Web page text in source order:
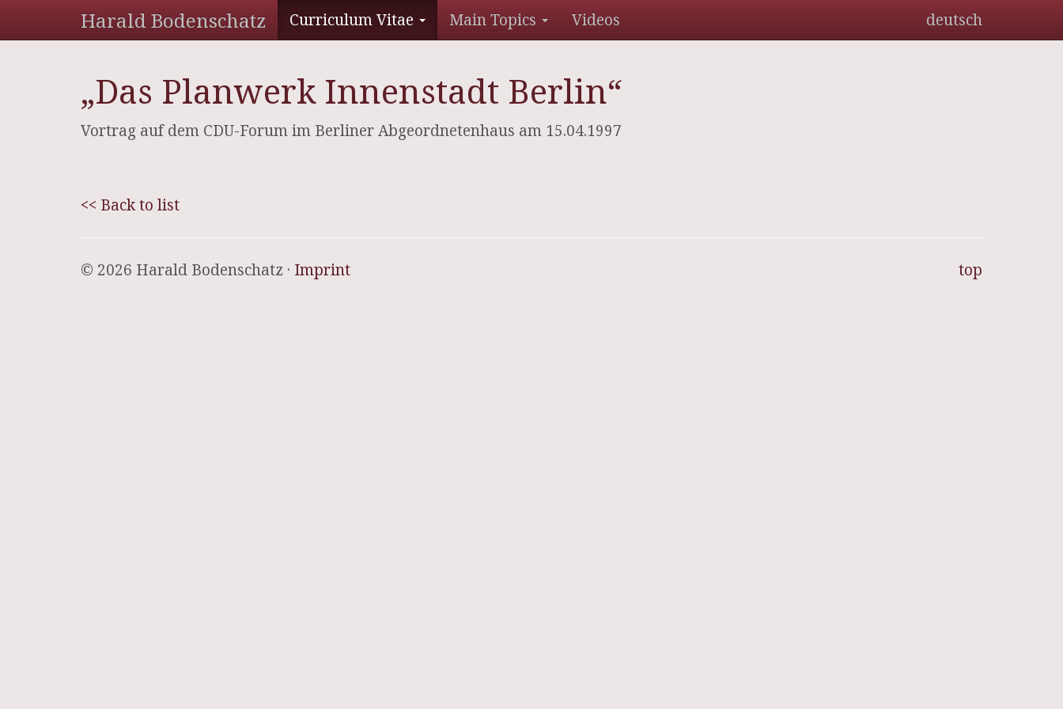
Harald Bodenschatz Curriculum Vitae Main Topics Videos deutsch
„Das Planwerk Innenstadt Berlin“
Vortrag auf dem CDU-Forum im Berliner Abgeordnetenhaus am 15.04.1997
<< Back to list
top
© 2026 Harald Bodenschatz · Imprint